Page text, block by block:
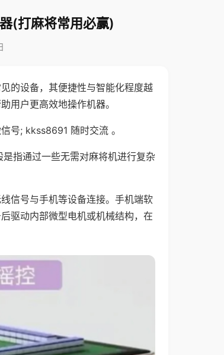
(打麻将常用必赢)
的设备，其便捷性与智能化程度越
用户更高效地操作机器。
号; kkss8691 随时交流 。
指通过一些无需对麻将机进行复杂
信号与手机等设备连接。手机端软
驱动内部微型电机或机械结构，在